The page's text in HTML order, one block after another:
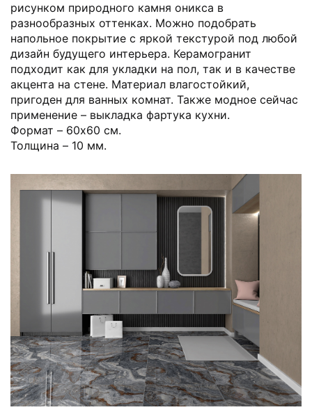
рисунком природного камня оникса в
разнообразных оттенках. Можно подобрать
напольное покрытие с яркой текстурой под любой
дизайн будущего интерьера. Керамогранит
подходит как для укладки на пол, так и в качестве
акцента на стене. Материал влагостойкий,
пригоден для ванных комнат. Также модное сейчас
применение – выкладка фартука кухни.
Формат – 60x60 см.
Толщина – 10 мм.